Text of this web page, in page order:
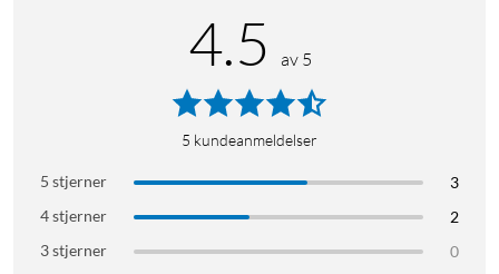
4.5 av 5
5 kundeanmeldelser
5 stjerner
3
4 stjerner
2
3 stjerner
0